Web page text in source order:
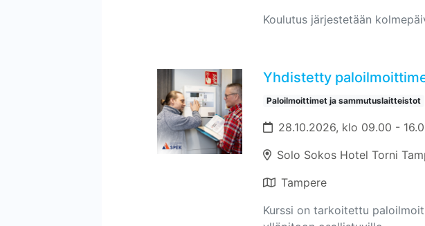
Koulutus järjestetään
Yhdistetty
Paloilmoittimet ja sammutuslaitteistot
28.10.2026, klo 09.00 -
Solo Sokos Hotel Torni
Tampere
Kurssi on tarkoitettu